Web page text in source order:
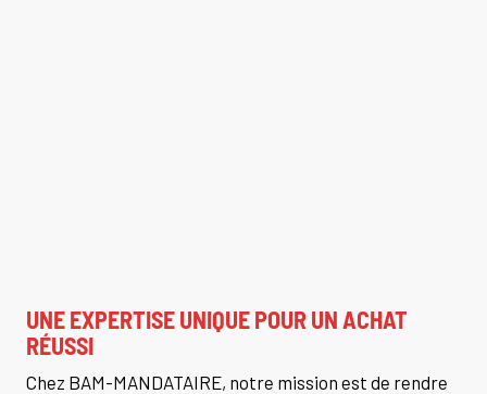
UNE EXPERTISE UNIQUE POUR UN ACHAT
RÉUSSI
Chez BAM-MANDATAIRE, notre mission est de rendre